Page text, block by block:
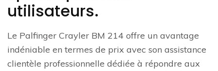
utilisateurs.
Le Palfinger Crayler BM 214 offre un avantage
indéniable en termes de prix avec son assistance
clientèle professionnelle dédiée à répondre aux